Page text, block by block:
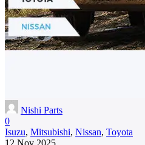
Nishi Parts
0
Isuzu, Mitsubishi, Nissan, Toyota